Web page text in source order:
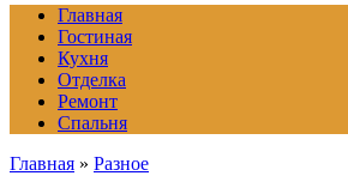
Главная
Гостиная
Кухня
Отделка
Ремонт
Спальня
Главная » Разное